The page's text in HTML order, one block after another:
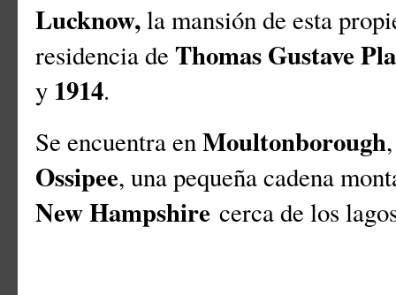
Lucknow,la mansión de esta
residencia de Thomas Gustave
y 1914.
Se encuentra enMoultonborough
Ossipee, una pequeña cadena
New Hampshire cerca de los